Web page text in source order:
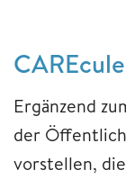
Ergänzend
der
vorstellen,